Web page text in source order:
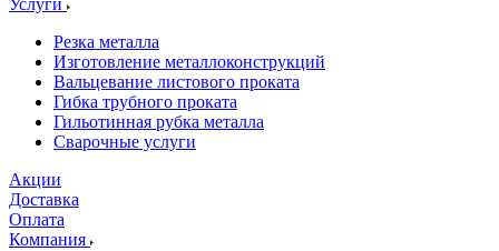
Услуги
Резка металла
Изготовление металлоконструкций
Вальцевание листового проката
Гибка трубного проката
Гильотинная рубка металла
Сварочные услуги
Акции
Доставка
Оплата
Компания